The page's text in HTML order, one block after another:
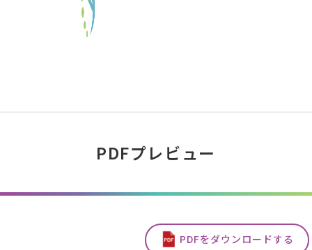
PDFプレビュー
PDFをダウンロードする